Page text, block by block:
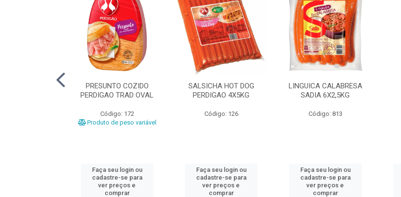
PRESUNTO COZIDO
PERDIGAO TRAD OVAL
Código: 172
Produto de peso variável
Faça seu login ou
cadastre-se para
ver preços e
comprar
SALSICHA HOT DOG
PERDIGAO 4X5KG
Código: 126
Faça seu login ou
cadastre-se para
ver preços e
comprar
LINGUICA CALABRESA
SADIA 6X2,5KG
Código: 813
Faça seu login ou
cadastre-se para
ver preços e
comprar